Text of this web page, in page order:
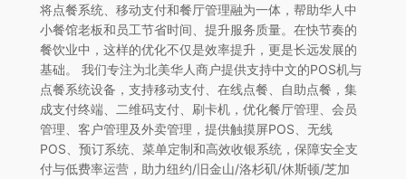
将点餐系统、移动支付和餐厅管理融为一体，帮助华人中
小餐馆老板和员工节省时间、提升服务质量。在快节奏的
餐饮业中，这样的优化不仅是效率提升，更是长远发展的
基础。 我们专注为北美华人商户提供支持中文的POS机与
点餐系统设备，支持移动支付、在线点餐、自助点餐，集
成支付终端、二维码支付、刷卡机，优化餐厅管理、会员
管理、客户管理及外卖管理，提供触摸屏POS、无线
POS、预订系统、菜单定制和高效收银系统，保障安全支
付与低费率运营，助力纽约/旧金山/洛杉矶/休斯顿/芝加